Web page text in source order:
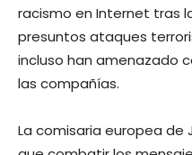
racismo en Internet tras
presuntos ataques
incluso han amenazado
las compañías.
La comisaria europea de